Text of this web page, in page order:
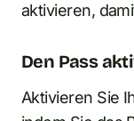
aktivieren,
Den Pass
Aktivieren Sie